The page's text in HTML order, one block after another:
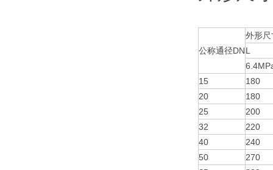
公称通径DN
外形尺
L
15
180
20
180
25
200
32
220
40
240
50
270